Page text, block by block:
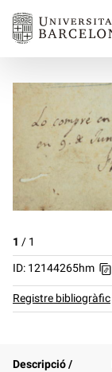
1 / 1
ID: 12144265hm
Registre bibliogràfic
Descripció /